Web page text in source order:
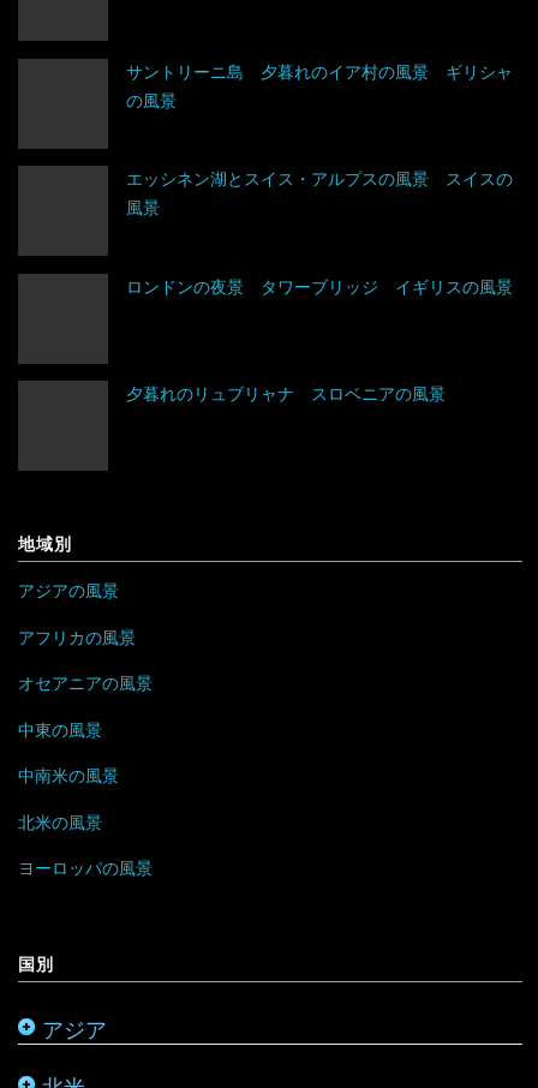
サントリーニ島 夕暮れのイア村の風景 ギリシャ
の風景
エッシネン湖とスイス・アルプスの風景 スイスの
風景
ロンドンの夜景 タワーブリッジ イギリスの風景
夕暮れのリュブリャナ スロベニアの風景
地域別
アジアの風景
アフリカの風景
オセアニアの風景
中東の風景
中南米の風景
北米の風景
ヨーロッパの風景
国別
アジア
タジキスタン
チベット
中国
パキスタン
ブータン
ベトナム
ボルネオ
マレーシア
モルディブ
カナダ
バチカン市国
ハンガリー
フィンランド
ブルガリア
ベルギー
マルタ
モナコ
モンテネグロ
リトアニア
ルクセンブルク
イエメン
イスラエル
イラン
クウェート
シリア
バーレーン
エクアドル
グアテマラ
コスタリカ
ジャマイカ
トリニダード・トバゴ
ニカラグア
ハイチ
パラグアイ
ブラジル
ベネズエラ
ウガンダ
エチオピア
カメルーン
ザンビア
ジンバブエ
スーダン
セーシェル
チュニジア
マダガスカル
マラウイ
オーストラリア
サモア
ソロモン諸島